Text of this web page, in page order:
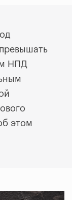
НПД
этом